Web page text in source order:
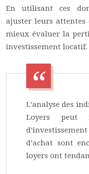
En utilisant ces
ajuster leurs attentes
mieux évaluer la
investissement locatif.
L’analyse des
Loyers peut
d’achat sont
loyers ont